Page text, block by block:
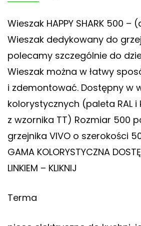
Wieszak HAPPY SHARK 500
Wieszak dedykowany do
polecamy szczególnie do
Wieszak można w łatwy
i zdemontować. Dostępny w
kolorystycznych (paleta RAL
z wzornika TT) Rozmiar 500
grzejnika VIVO o szerokości
GAMA KOLORYSTYCZNA
LINKIEM – KLIKNIJ
Terma